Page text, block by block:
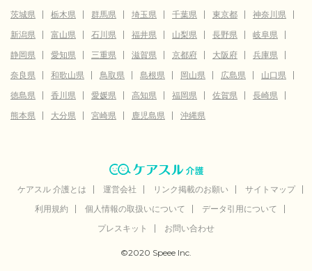
茨城県
栃木県 群馬県 埼玉県 千葉県 東京都
神奈川県
新潟県
富山県 石川県 福井県 山梨県 長野県
岐阜県
静岡県
愛知県 三重県 滋賀県 京都府 大阪府
兵庫県
奈良県
和歌山県 鳥取県 島根県 岡山県 広島県
山口県
徳島県
香川県 愛媛県 高知県 福岡県 佐賀県
長崎県
熊本県
大分県 宮崎県 鹿児島県 沖縄県
ケアスル 介護とは 運営会社 リンク掲載のお願い
サイトマップ
利用規約
個人情報の取扱いについて
データ引用について
プレスキット
お問い合わせ
©2020 Speee Inc.